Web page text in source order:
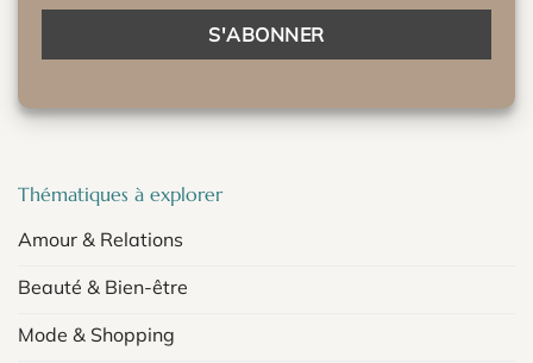
Thématiques à explorer
Amour & Relations
Beauté & Bien-être
Mode & Shopping